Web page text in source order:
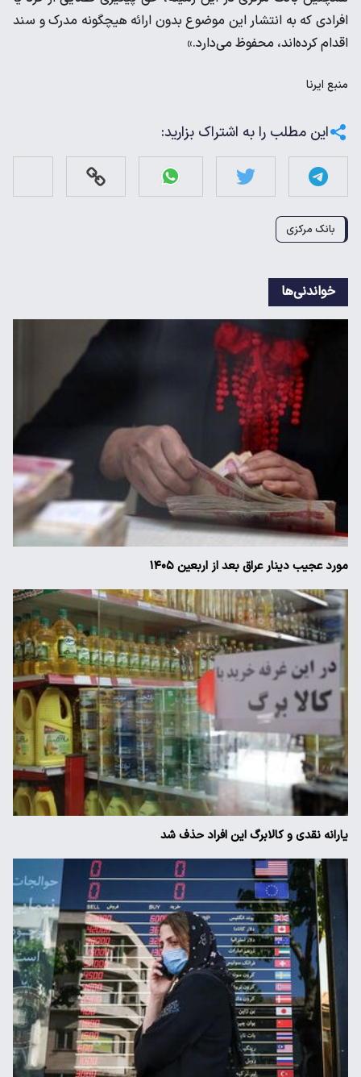
افرادی که به انتشار این موضوع بدون ارائه هیچگونه مدرک و سند
اقدام کرده‌اند، محفوظ می‌دارد.»
منبع ایرنا
این مطلب را به اشتراک بزارید:
بانک مرکزی
خواندنی‌ها
مورد عجیب دینار عراق بعد از اربعین ۱۴۰۵
یارانه نقدی و کالابرگ این افراد حذف شد